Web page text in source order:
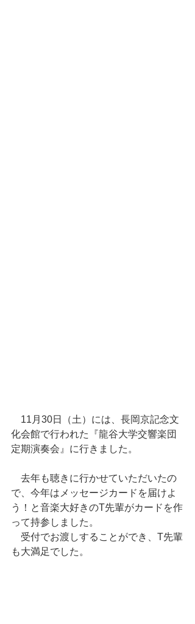
11月30日（土）には、長岡京記念文
化会館で行われた『龍谷大学交響楽団
定期演奏会』に行きました。
去年も聴きに行かせていただいたの
で、今年はメッセージカードを届けよ
う！と音楽大好きのT先輩がカードを作
って持参しました。
受付でお渡しすることができ、T先輩
も大満足でした。